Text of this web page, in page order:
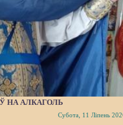
НА АЛКАГОЛЬ
Субота, 11 Ліпень